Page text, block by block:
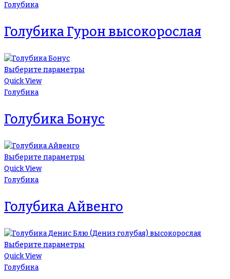
Голубика
Голубика Гурон высокорослая
Выберите параметры
Quick View
Голубика
Голубика Бонус
Выберите параметры
Quick View
Голубика
Голубика Айвенго
Выберите параметры
Quick View
Голубика